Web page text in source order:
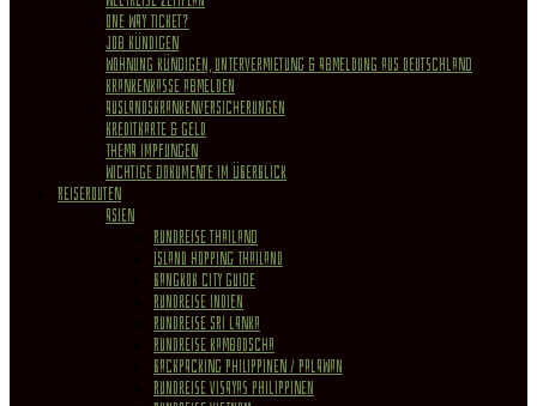
One Way Ticket?
Job kündigen
Wohnung Kündigen, Untervermietung & Abmeldung aus Deutschland
Krankenkasse abmelden
Auslandskrankenversicherungen
Kreditkarte & Geld
Thema Impfungen
Wichtige Dokumente im Überblick
REISEROUTEN
Asien
Rundreise Thailand
Island Hopping Thailand
Bangkok City Guide
Rundreise Indien
Rundreise Sri Lanka
Rundreise Kambodscha
Backpacking Philippinen / Palawan
Rundreise Visayas Philippinen